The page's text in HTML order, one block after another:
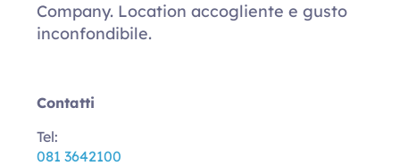
Company. Location accogliente e gusto
inconfondibile.
Contatti
Tel:
081 3642100